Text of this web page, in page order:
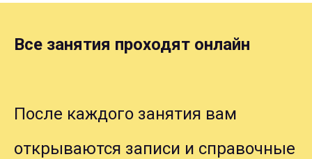
Все занятия проходят онлайн
После каждого занятия вам
открываются записи и справочные